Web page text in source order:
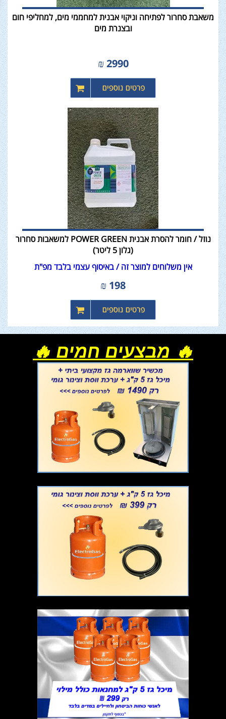
משאבת סחרור לפתיחה וניקוי אבנית למחממי מים, למחליפי חום
ובצנרת מים
2990
₪
נוזל / חומר להסרת אבנית POWER GREEN למשאבות סחרור
(גלון 5 ליטר)
אין משלוחים למוצר זה / באיסוף עצמי בלבד מפ"ת
198
₪
🔥 מבצעים חמים 🔥